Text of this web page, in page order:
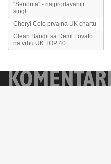
"Senorita" - najprodavaniji
singl
Cheryl Cole prva na UK chartu
Clean Bandit sa Demi Lovato
na vrhu UK TOP 40